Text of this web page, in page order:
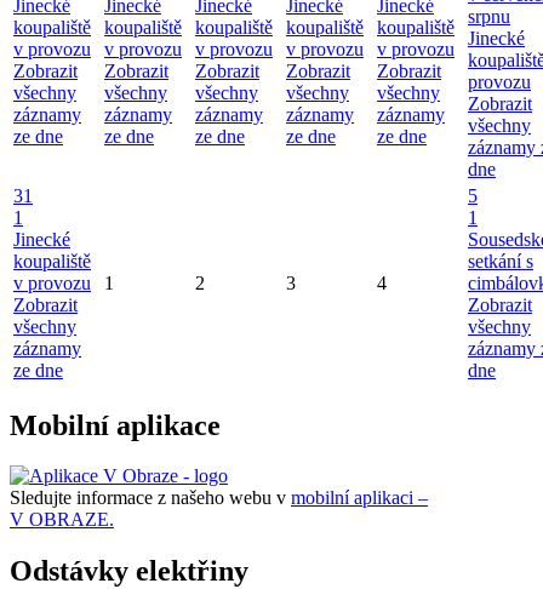
Jinecké
koupaliště
v provozu
Zobrazit
všechny
záznamy
ze dne
Jinecké
koupaliště
v provozu
Zobrazit
všechny
záznamy
ze dne
Jinecké
koupaliště
v provozu
Zobrazit
všechny
záznamy
ze dne
Jinecké
koupaliště
v provozu
Zobrazit
všechny
záznamy
ze dne
Jinecké
koupaliště
v provozu
Zobrazit
všechny
záznamy
ze dne
srpnu
Jinecké
provozu
Zobrazit
všechny
záznamy
dne
31
1
Jinecké
koupaliště
v provozu
Zobrazit
všechny
záznamy
ze dne
1 2 3 4
5
1
setkání s
Zobrazit
všechny
záznamy
dne
Mobilní aplikace
Sledujte informace z našeho webu v mobilní aplikaci –
V OBRAZE.
Odstávky elektřiny